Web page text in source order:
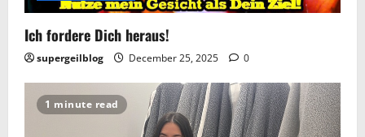
Ich fordere Dich heraus!
supergeilblog December 25, 2025 0
1 minute read